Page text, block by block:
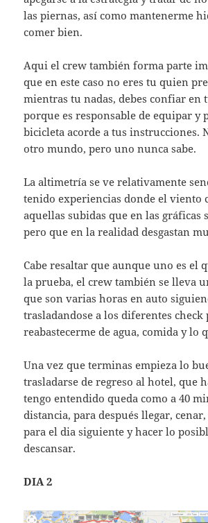
las piernas, así como mantenerme
comer bien.
Aqui el crew también forma parte
que en este caso no eres tu quien
mientras tu nadas, debes confiar en
porque es responsable de equipar y
bicicleta acorde a tus instrucciones.
otro mundo, pero uno nunca sabe.
La altimetría se ve relativamente
tenido experiencias donde el viento
aquellas subidas que en las gráficas
pero que en la realidad desgastan
Cabe resaltar que aunque uno es el
la prueba, el crew también se lleva
que son varias horas en auto
trasladandose a los diferentes check
reabastecerme de agua, comida y lo
Una vez que terminas empieza lo
trasladarse de regreso al hotel, que
tengo entendido queda como a 40
distancia, para después llegar,
para el dia siguiente y hacer lo
descansar.
DIA 2